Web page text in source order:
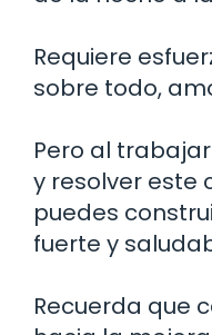
Requiere
sobre todo,
Pero al
y resolver este
puedes
fuerte y
Recuerda que